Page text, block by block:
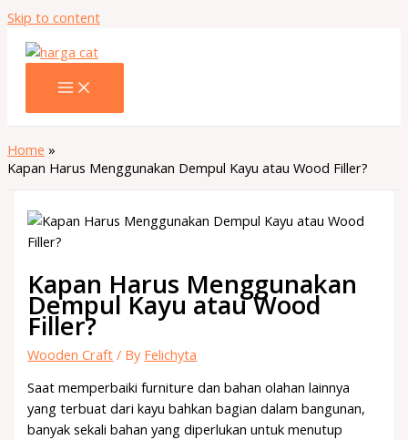
Skip to content
Home
Kapan Harus Menggunakan Dempul Kayu atau Wood Filler?
Kapan Harus Menggunakan
Dempul Kayu atau Wood
Filler?
Wooden Craft / By Felichyta
Saat memperbaiki furniture dan bahan olahan lainnya
yang terbuat dari kayu bahkan bagian dalam bangunan,
banyak sekali bahan yang diperlukan untuk menutup